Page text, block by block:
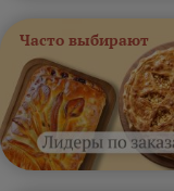
Часто выбирают